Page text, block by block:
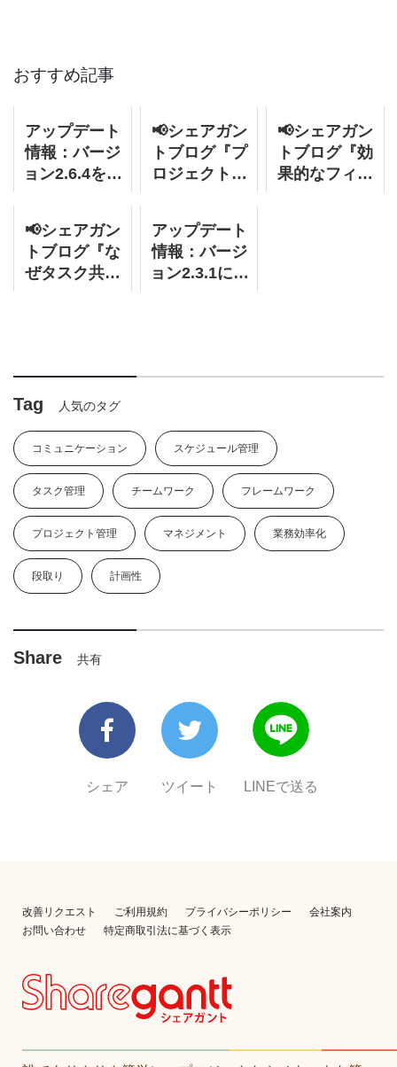
おすすめ記事
アップデート
情報：バージ
ョン2.6.4をリ
📢シェアガン
トブログ『プ
ロジェクト管
ンド手法を徹
底解説』を更
新しました。
📢シェアガン
トブログ『効
果的なフィー
📢シェアガン
トブログ『な
ぜタスク共有
る方法【実践
ツール付
イトしまし
た。
アップデート
情報：バージ
ョン2.3.1に変
Tag 人気のタグ
コミュニケーション スケジュール管理
タスク管理 チームワーク フレームワーク
プロジェクト管理 マネジメント 業務効率化
段取り 計画性
Share 共有
シェア ツイート LINEで送る
改善リクエスト ご利用規約 プライバシーポリシー
会社案内
お問い合わせ
特定商取引法に基づく表示